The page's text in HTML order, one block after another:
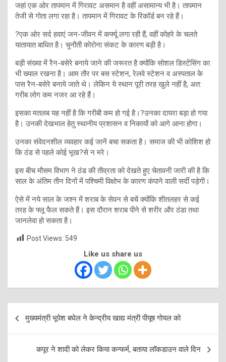
जहां एक ओर तापमान में गिरावट असमान है वहीं असामान्य भी है। तापमान
तेजी से गोता लगा रहा है। तापमान में गिरावट के रिकॉर्ड बन रहे हैं।
?एक ओर सर्द हवाएं जन-जीवन में कर्फ्यू लगा रही हैं, वहीं कोहरे के चलते
यातायात बाधित है। चुनौती कोरोना संकट के कारण बड़ी है।
बड़ी संख्या में रैन-बसेरे बनाये जाने की जरूरत है क्योंकि सोशल डिस्टेंसिंग का
भी ख्याल रखना है। आम तौर पर बस स्टेशन, रेलवे स्टेशन व अस्पताल के
पास रैन-बसेरे बनाये जाते थे। लेकिन ये स्थान पूरी तरह खुले नहीं है, अत:
गरीब लोग कम नजर आ रहे हैं।
इसका मतलब यह नहीं है कि गरीबी कम हो गई है।?उनका दायरा बड़ा हो गया
है। उनकी देखभाल हेतु स्थानीय प्रशासन व निकायों को आगे आना होगा।
उनका संवेदनशील व्यवहार कई जानें बचा सकता है। समाज की भी कोशिश हो
कि ठंड से पहले कोई भूख?से न मरे।
इस बीच मौसम विभाग ने ठंड की तीव्रता को देखते हुए चेतावनी जारी की है कि
साल के अंतिम तीन दिनों में पश्चिमी विक्षोभ के कारण कंपाने वाली सर्दी पड़ेगी।
ऐसे में नये साल के जश्न में शराब के सेवन से बचें क्योंकि शीतलहर से कई
तरह के फ्लू फैल सकते हैं। इस दौरान शराब पीने से शरीर और ठंडा तथा
जानलेवा हो सकता है।
Post Views: 549
Like us share us
navigation
मुख्यमंत्री भूपेश बघेल ने केन्द्रीय खाद्य मंत्री पीयूष गोयल को
कपूर ने शादी को लेकर किया कन्फर्म, बताया लॉकडाउन वाले दिन